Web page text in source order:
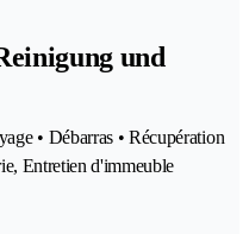
und
• Débarras • Récupération
Entretien d'immeuble